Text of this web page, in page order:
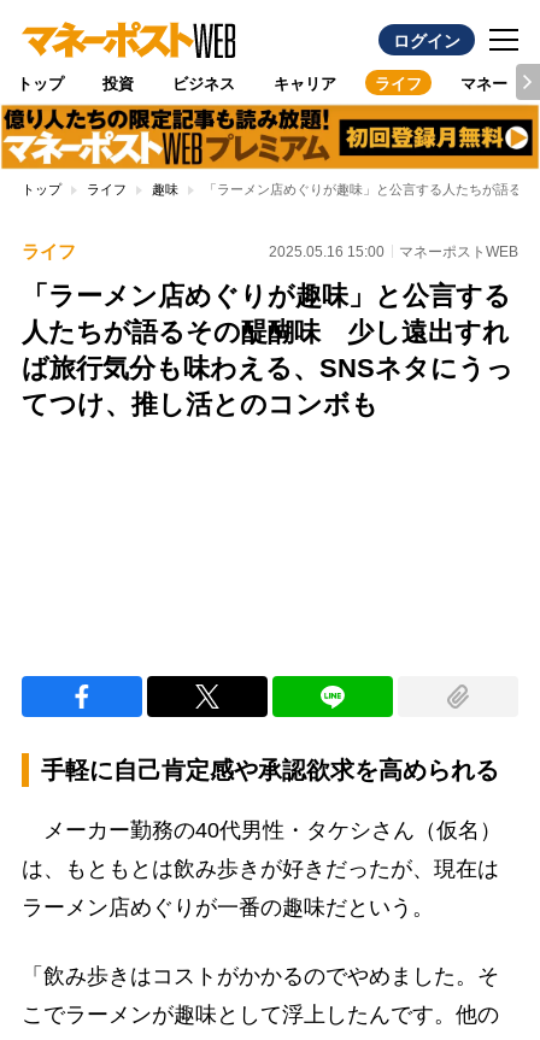
ログイン
トップ 投資 ビジネス キャリア ライフ マネー
トップ ライフ 趣味 「ラーメン店めぐりが趣味」と公言する人たちが語る
ライフ 2025.05.16 15:00 マネーポストWEB
「ラーメン店めぐりが趣味」と公言する
人たちが語るその醍醐味 少し遠出すれ
ば旅行気分も味わえる、SNSネタにうっ
てつけ、推し活とのコンボも
手軽に自己肯定感や承認欲求を高められる
メーカー勤務の40代男性・タケシさん（仮名）
は、もともとは飲み歩きが好きだったが、現在は
ラーメン店めぐりが一番の趣味だという。
「飲み歩きはコストがかかるのでやめました。そ
こでラーメンが趣味として浮上したんです。他の